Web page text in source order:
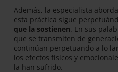
Además, la especialista
esta práctica sigue
que la sostienen. En sus
que se transmiten de
continúan perpetuando a lo
los efectos físicos y
la han sufrido.